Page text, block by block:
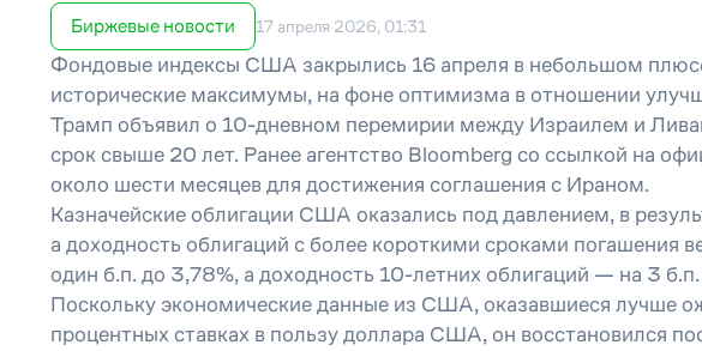
Биржевые новости 17 апреля 2026, 01:31
Фондовые индексы США закрылись 16 апреля в небольшом
исторические максимумы, на фоне оптимизма в отношении
Трамп объявил о 10-дневном перемирии между Израилем и
срок свыше 20 лет. Ранее агентство Bloomberg со ссылкой на
около шести месяцев для достижения соглашения с Ираном.
Казначейские облигации США оказались под давлением, в
а доходность облигаций с более короткими сроками погашения
один б.п. до 3,78%, а доходность 10-летних облигаций — на 3
Поскольку экономические данные из США, оказавшиеся лучше
процентных ставках в пользу доллара США, он восстановился